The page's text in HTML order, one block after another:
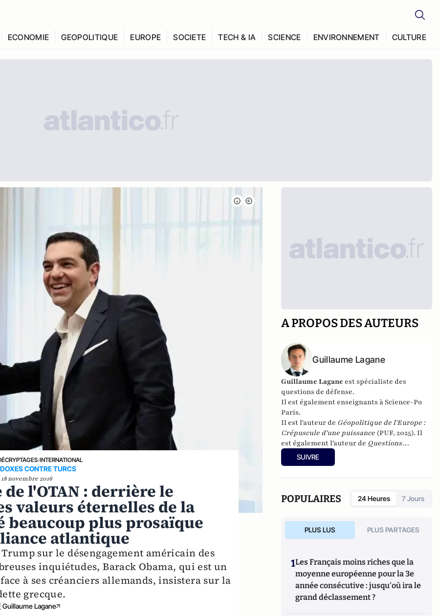
ECONOMIE GEOPOLITIQUE EUROPE SOCIETE TECH & IA SCIENCE ENVIRONNEMENT CULTURE
›INTERNATIONAL
CONTRE TURCS
18 novembre 2016
l'OTAN : derrière le
valeurs éternelles de la
beaucoup plus prosaïque
atlantique
sur le désengagement américain des
inquiétudes, Barack Obama, qui est un
à ses créanciers allemands, insistera sur la
grecque.
Guillaume Lagane
A PROPOS DES AUTEURS
Guillaume Lagane
Guillaume Lagane est spécialiste des
questions de défense.
Il est également enseignants à Science-Po
Paris.
Il est l'auteur de Géopolitique de l'Europe :
Crépuscule d'une puissance (PUF, 2025). Il
est également l'auteur de Questions
internationales en fiches
(cinquième édition)) et de
SUIVRE
POPULAIRES 24 Heures 7 Jours
PLUS LUS PLUS PARTAGES
1Les Français moins riches que la
moyenne européenne pour la 3e
année consécutive : jusqu'où ira le
grand déclassement ?